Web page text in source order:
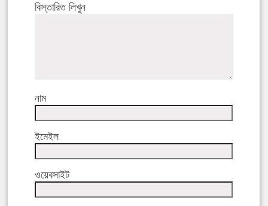
বিস্তারিত লিখুন
নাম
ইমেইল
ওয়েবসাইট